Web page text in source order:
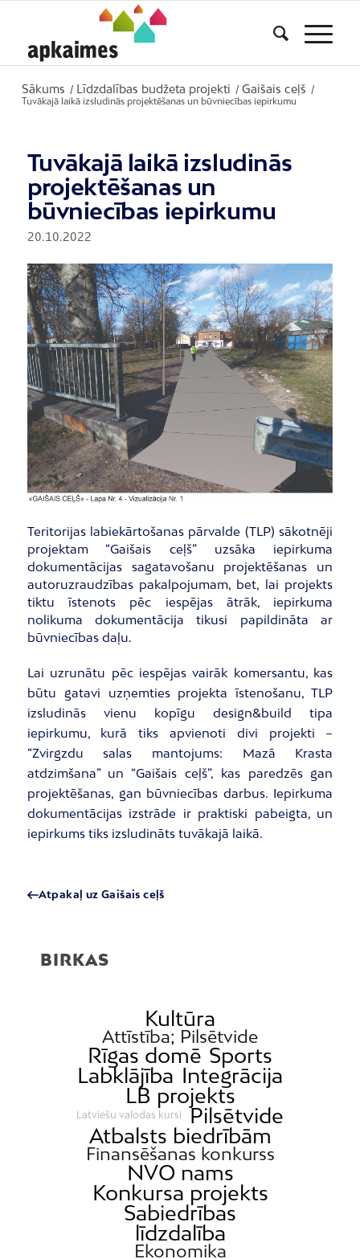
Sākums / Līdzdalības budžeta projekti / Gaišais ceļš
/
Tuvākajā laikā izsludinās projektēšanas un būvniecības iepirkumu
Tuvākajā laikā izsludinās
projektēšanas un
būvniecības iepirkumu
20.10.2022
Teritorijas labiekārtošanas pārvalde (TLP) sākotnēji
projektam “Gaišais ceļš” uzsāka iepirkuma
dokumentācijas sagatavošanu projektēšanas un
autoruzraudzības pakalpojumam, bet, lai projekts
tiktu īstenots pēc iespējas ātrāk, iepirkuma
nolikuma dokumentācija tikusi papildināta ar
būvniecības daļu.
Lai uzrunātu pēc iespējas vairāk komersantu, kas
būtu gatavi uzņemties projekta īstenošanu, TLP
izsludinās vienu kopīgu design&build tipa
iepirkumu, kurā tiks apvienoti divi projekti –
“Zvirgzdu salas mantojums: Mazā Krasta
atdzimšana” un “Gaišais ceļš”, kas paredzēs gan
projektēšanas, gan būvniecības darbus. Iepirkuma
dokumentācijas izstrāde ir praktiski pabeigta, un
iepirkums tiks izsludināts tuvākajā laikā.
Atpakaļ uz Gaišais ceļš
BIRKAS
Kultūra
Attīstība; Pilsētvide
Rīgas domē Sports
Labklājība Integrācija
LB projekts
Latviešu valodas kursi
Pilsētvide
Atbalsts biedrībām
Finansēšanas konkurss
NVO nams
Konkursa projekts
Sabiedrības
līdzdalība
Ekonomika